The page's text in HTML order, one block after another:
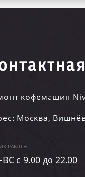
кофемашин
Москва,
РАБОТЫ
c 9.00 до 22.00